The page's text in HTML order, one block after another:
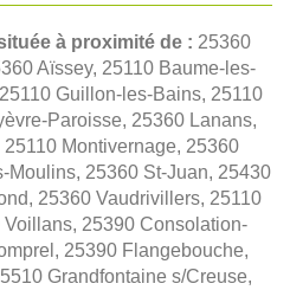
à proximité de : 25360
Aïssey, 25110 Baume-les-
Guillon-les-Bains, 25110
Paroisse, 25360 Lanans,
Montivernage, 25360
Moulins, 25360 St-Juan, 25430
25360 Vaudrivillers, 25110
25390 Consolation-
25390 Flangebouche,
Grandfontaine s/Creuse,